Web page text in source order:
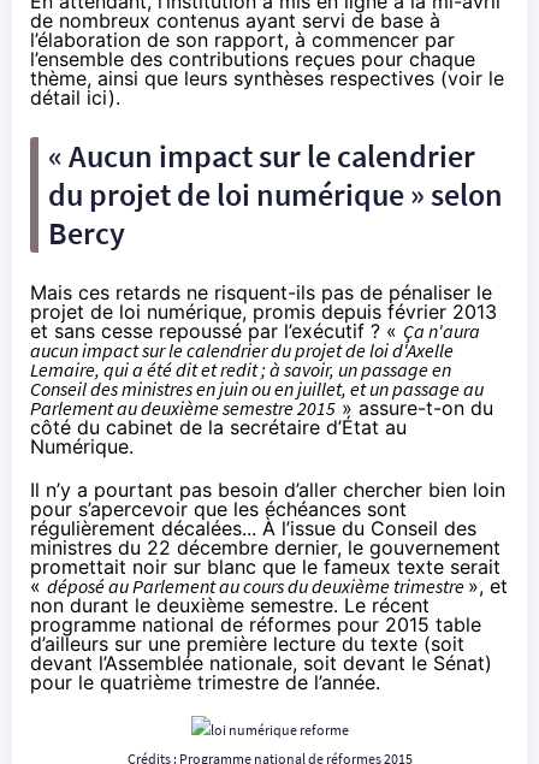
de nombreux contenus ayant servi de base à
l’élaboration de son rapport, à commencer par
l’ensemble des contributions reçues pour chaque
thème, ainsi que leurs synthèses respectives (voir le
détail ici).
« Aucun impact sur le calendrier
du projet de loi numérique » selon
Bercy
Mais ces retards ne risquent-ils pas de pénaliser le
projet de loi numérique, promis depuis février 2013
et sans cesse repoussé par l’exécutif ? « Ça n'aura
aucun impact sur le calendrier du projet de loi d'Axelle
Lemaire, qui a été dit et redit ; à savoir, un passage en
Conseil des ministres en juin ou en juillet, et un passage au
Parlement au deuxième semestre 2015 » assure-t-on du
côté du cabinet de la secrétaire d’État au
Numérique.
Il n’y a pourtant pas besoin d’aller chercher bien loin
pour s’apercevoir que les échéances sont
régulièrement décalées... À l’issue du Conseil des
ministres du 22 décembre dernier, le gouvernement
promettait noir sur blanc que le fameux texte serait
« déposé au Parlement au cours du deuxième trimestre », et
non durant le deuxième semestre. Le récent
programme national de réformes pour 2015 table
d’ailleurs sur une première lecture du texte (soit
devant l’Assemblée nationale, soit devant le Sénat)
pour le quatrième trimestre de l’année.
Crédits : Programme national de réformes 2015